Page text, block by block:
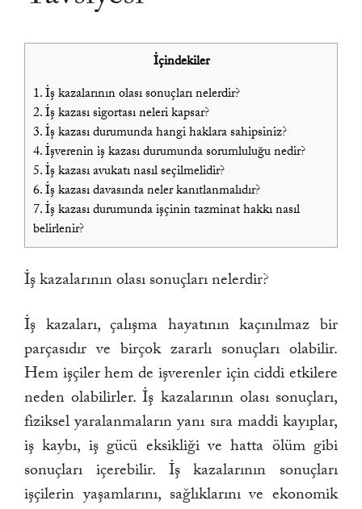
İçindekiler
1. İş kazalarının olası sonuçları nelerdir?
2. İş kazası sigortası neleri kapsar?
3. İş kazası durumunda hangi haklara sahipsiniz?
4. İşverenin iş kazası durumunda sorumluluğu nedir?
5. İş kazası avukatı nasıl seçilmelidir?
6. İş kazası davasında neler kanıtlanmalıdır?
7. İş kazası durumunda işçinin tazminat hakkı nasıl
belirlenir?
İş kazalarının olası sonuçları nelerdir?
İş kazaları, çalışma hayatının kaçınılmaz bir
parçasıdır ve birçok zararlı sonuçları olabilir.
Hem işçiler hem de işverenler için ciddi etkilere
neden olabilirler. İş kazalarının olası sonuçları,
fiziksel yaralanmaların yanı sıra maddi kayıplar,
iş kaybı, iş gücü eksikliği ve hatta ölüm gibi
sonuçları içerebilir. İş kazalarının sonuçları
işçilerin yaşamlarını, sağlıklarını ve ekonomik